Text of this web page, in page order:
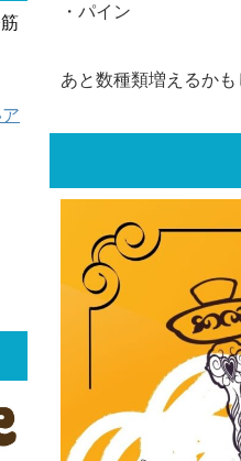
・パイン
あと数種類増えるかも